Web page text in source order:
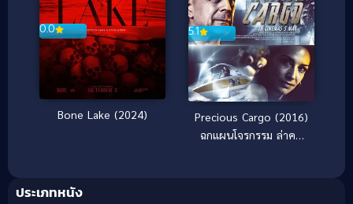
0.0
Bone Lake (2024)
5.1
Precious Cargo (2016)
ฉกแผนโจรกรรม ล่าคน
ประเภทหนัง